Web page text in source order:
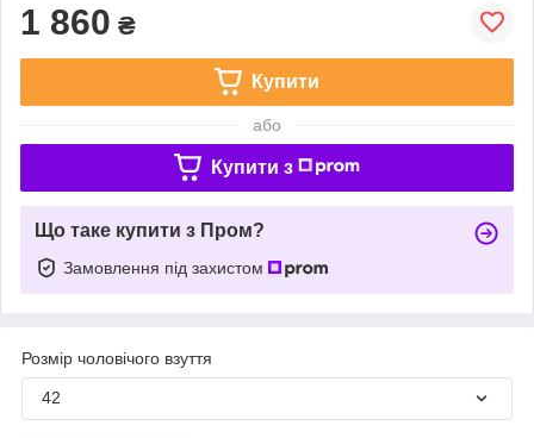
1 860 ₴
Купити
або
Купити з
Що таке купити з Пром?
Замовлення під захистом
Розмір чоловічого взуття
42